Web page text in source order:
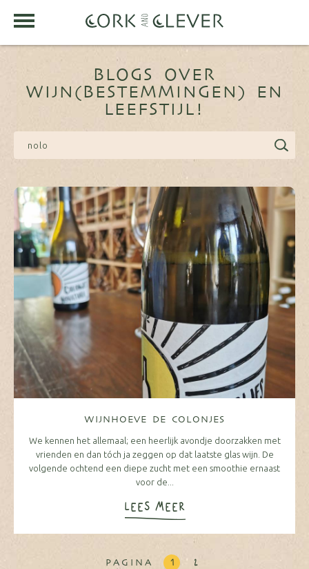
BLOGS OVER
WIJN(BESTEMMINGEN) EN
LEEFSTIJL!
WIJNHOEVE DE COLONJES
We kennen het allemaal; een heerlijk avondje doorzakken met
vrienden en dan tóch ja zeggen op dat laatste glas wijn. De
volgende ochtend een diepe zucht met een smoothie ernaast
voor de...
LEES MEER
PAGINA 1 2